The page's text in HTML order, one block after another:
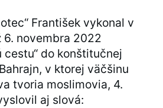
František vykonal v
6. novembra 2022
cestu“ do konštitučnej
v ktorej väčšinu
tvoria moslimovia, 4.
aj slová: